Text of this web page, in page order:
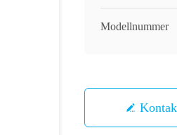
Modellnummer